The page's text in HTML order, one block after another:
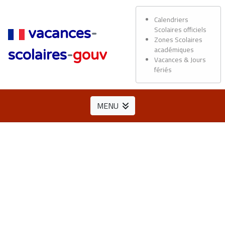
vacances-
scolaires-gouv
Calendriers
Scolaires officiels
Zones Scolaires
académiques
Vacances & Jours
fériés
MENU